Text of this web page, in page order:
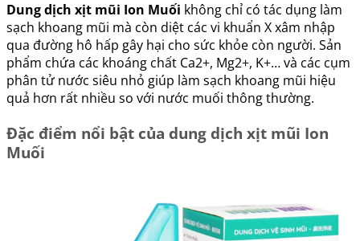
Dung dịch xịt mũi Ion Muối không chỉ có tác dụng làm
sạch khoang mũi mà còn diệt các vi khuẩn X xâm nhập
qua đường hô hấp gây hại cho sức khỏe còn người. Sản
phẩm chứa các khoáng chất Ca2+, Mg2+, K+… và các cụm
phân tử nước siêu nhỏ giúp làm sạch khoang mũi hiệu
quả hơn rất nhiều so với nước muối thông thường.
Đặc điểm nổi bật của dung dịch xịt mũi Ion
Muối